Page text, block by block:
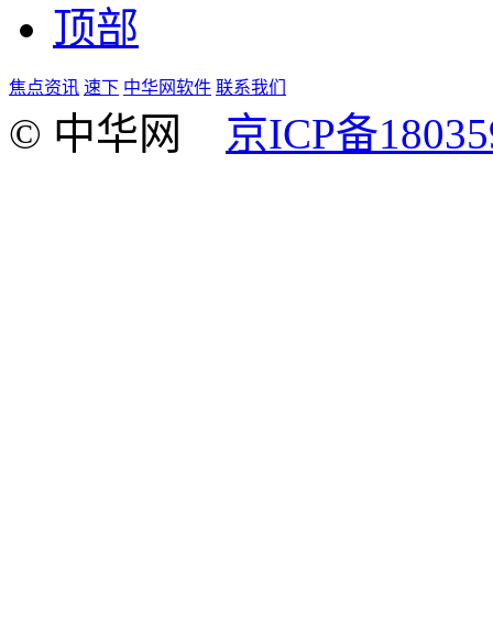
顶部
焦点资讯 速下 中华网软件 联系我们
© 中华网 京ICP备